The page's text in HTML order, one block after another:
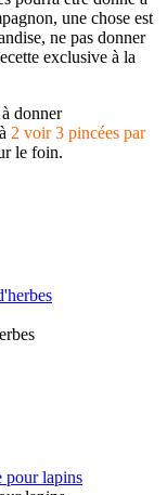
une chose est
ne pas donner
exclusive à la
donner
2 voir 3 pincées par
le foin.